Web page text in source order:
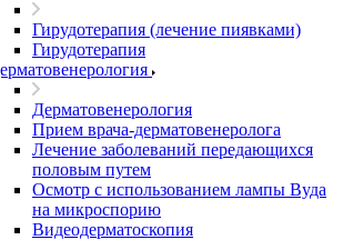
Гирудотерапия (лечение пиявками)
Гирудотерапия
Дерматовенерология
Прием врача-дерматовенеролога
Лечение заболеваний передающихся
половым путем
Осмотр с использованием лампы Вуда
на микроспорию
Видеодерматоскопия